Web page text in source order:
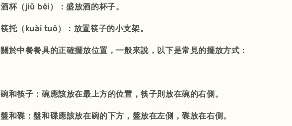
酒杯（jiǔ bēi）：盛放酒的杯子。
筷托（kuài tuō）：放置筷子的小支架。
關於中餐餐具的正確擺放位置，一般來說，以下是常見的擺放方式：
碗和筷子：碗應該放在最上方的位置，筷子則放在碗的右側。
盤和碟：盤和碟應該放在碗的下方，盤放在左側，碟放在右側。